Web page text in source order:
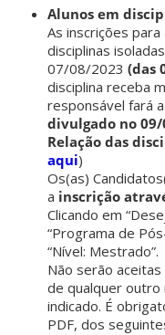
Alunos em
As inscrições
disciplinas
07/08/2023(das
disciplina receba
responsável fará
divulgado no
Relação das
aqui)
Os(as)
a inscrição
Clicando em
“Programa de
“Nível: Mestrado”.
Não serão
de qualquer
indicado. É
PDF, dos